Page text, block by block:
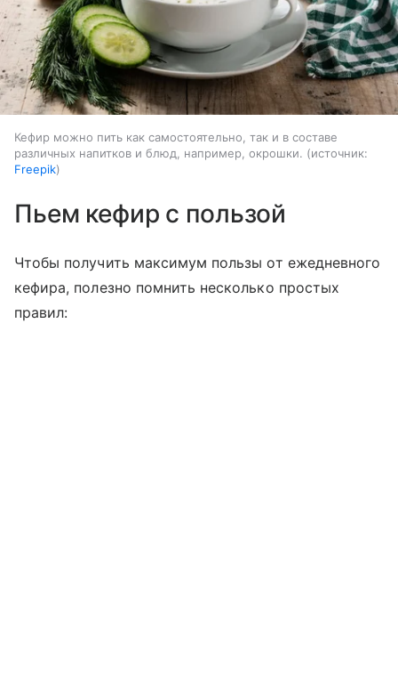
Кефир можно пить как самостоятельно, так и в составе
различных напитков и блюд, например, окрошки.
источник:
Freepik
Пьем кефир с пользой
Чтобы получить максимум пользы от ежедневного
кефира, полезно помнить несколько простых
правил: